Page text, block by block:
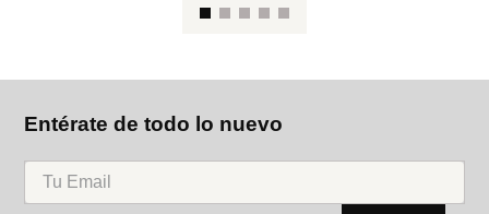
Miniso
Miniso